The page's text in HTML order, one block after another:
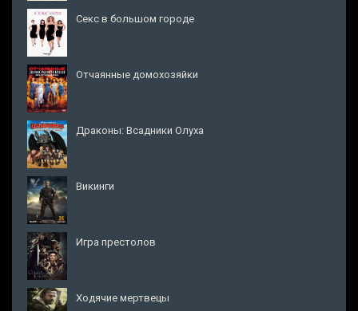
Секс в большом городе
Отчаянные домохозяйки
Драконы: Всадники Олуха
Викинги
Игра престолов
Ходячие мертвецы